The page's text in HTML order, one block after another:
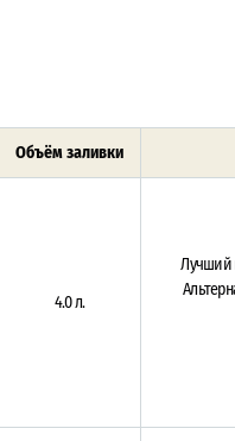
Объём заливки
4.0 л.
Лучший